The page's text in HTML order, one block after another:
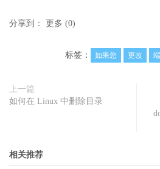
分享到： 更多 (0)
标签： 如果您 更改
上一篇
如何在 Linux 中删除目录
相关推荐